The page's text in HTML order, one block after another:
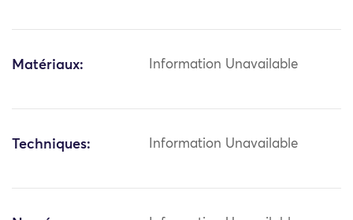
Matériaux: Information Unavailable
Techniques: Information Unavailable